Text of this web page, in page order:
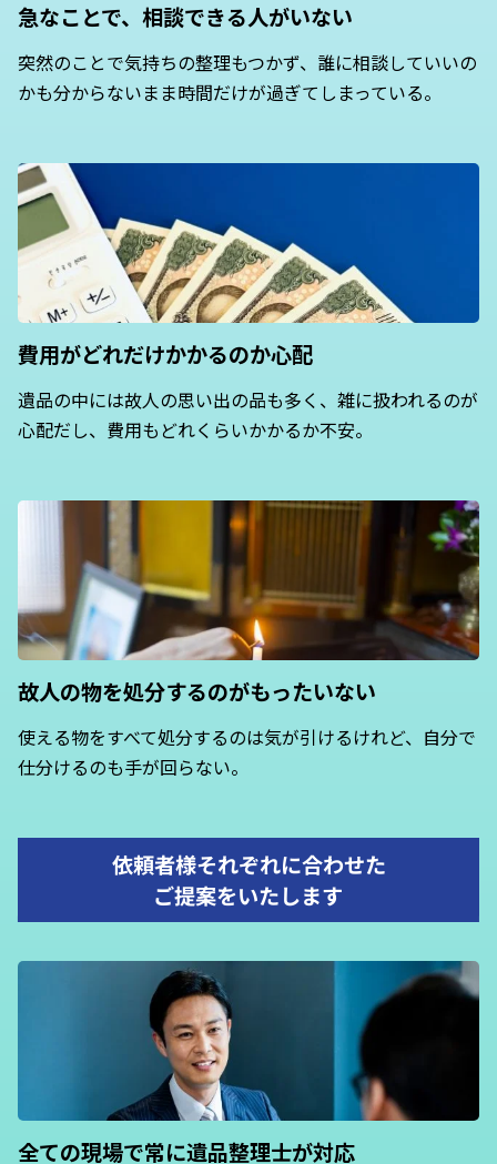
急なことで、相談できる人がいない
突然のことで気持ちの整理もつかず、誰に相談していいの
かも分からないまま時間だけが過ぎてしまっている。
費用がどれだけかかるのか心配
遺品の中には故人の思い出の品も多く、雑に扱われるのが
心配だし、費用もどれくらいかかるか不安。
故人の物を処分するのがもったいない
使える物をすべて処分するのは気が引けるけれど、自分で
仕分けるのも手が回らない。
依頼者様それぞれに合わせた
ご提案をいたします
全ての現場で常に遺品整理士が対応